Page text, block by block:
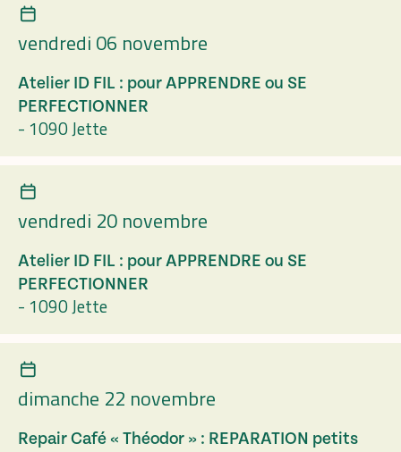
vendredi 06 novembre
Atelier ID FIL : pour APPRENDRE ou SE
PERFECTIONNER
- 1090 Jette
vendredi 20 novembre
Atelier ID FIL : pour APPRENDRE ou SE
PERFECTIONNER
- 1090 Jette
dimanche 22 novembre
Repair Café « Théodor » : REPARATION petits